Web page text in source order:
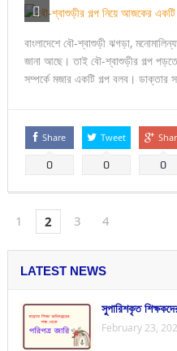
বাংলাদেশে বৌ-শ্বাশুড়ী ঝগড়া,
জানা আছে। তাই বৌ-শ্বাশুড়ীর গল্প
সম্পর্কে মজার একটি গল্প বলব। ডাক্তার
Share
0
Tweet
0 0
1 2 3 4
LATEST NEWS
সুপারিশকৃত
February 23,